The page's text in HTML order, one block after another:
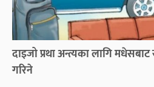
दाइजो प्रथा अन्त्यका लागि मधेसबाट
गरिने